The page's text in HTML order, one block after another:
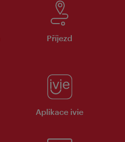
Příjezd
Aplikace ivie